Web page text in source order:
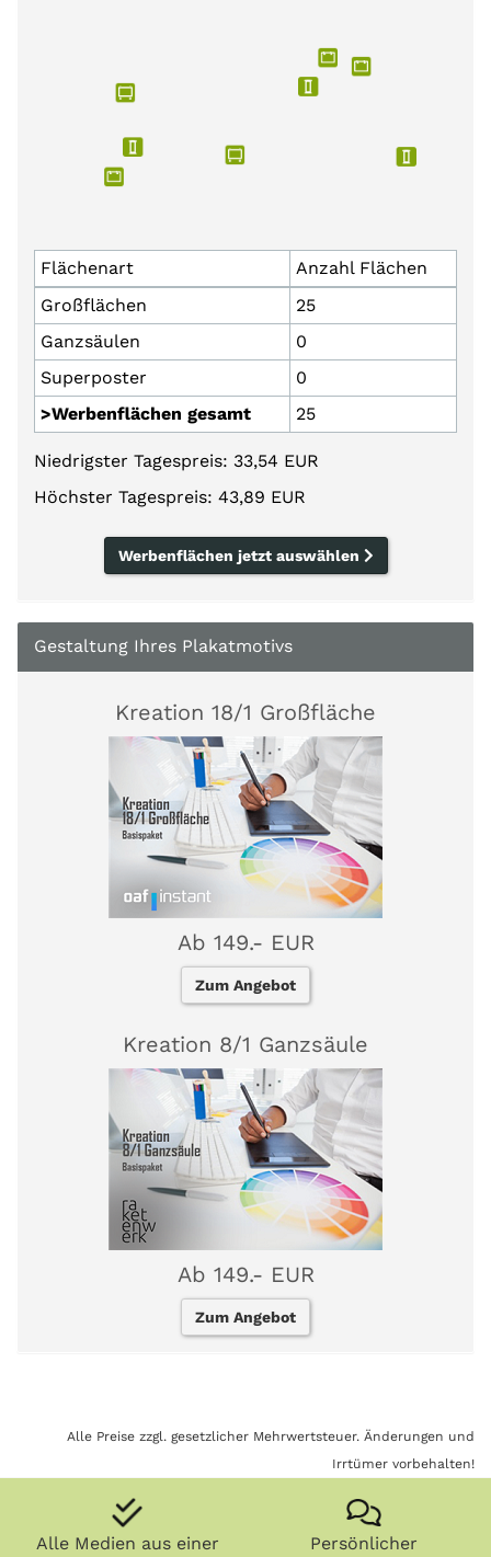
Flächenart
Anzahl Flächen
Großflächen
25
Ganzsäulen
0
Superposter
0
>Werbenflächen gesamt
25
Niedrigster Tagespreis: 33,54 EUR
Höchster Tagespreis: 43,89 EUR
Werbenflächen jetzt auswählen
Gestaltung Ihres Plakatmotivs
Kreation 18/1 Großfläche
Ab 149.- EUR
Zum Angebot
Kreation 8/1 Ganzsäule
Ab 149.- EUR
Zum Angebot
Alle Preise zzgl. gesetzlicher Mehrwertsteuer. Änderungen und
Irrtümer vorbehalten!
Alle Medien aus einer
Persönlicher